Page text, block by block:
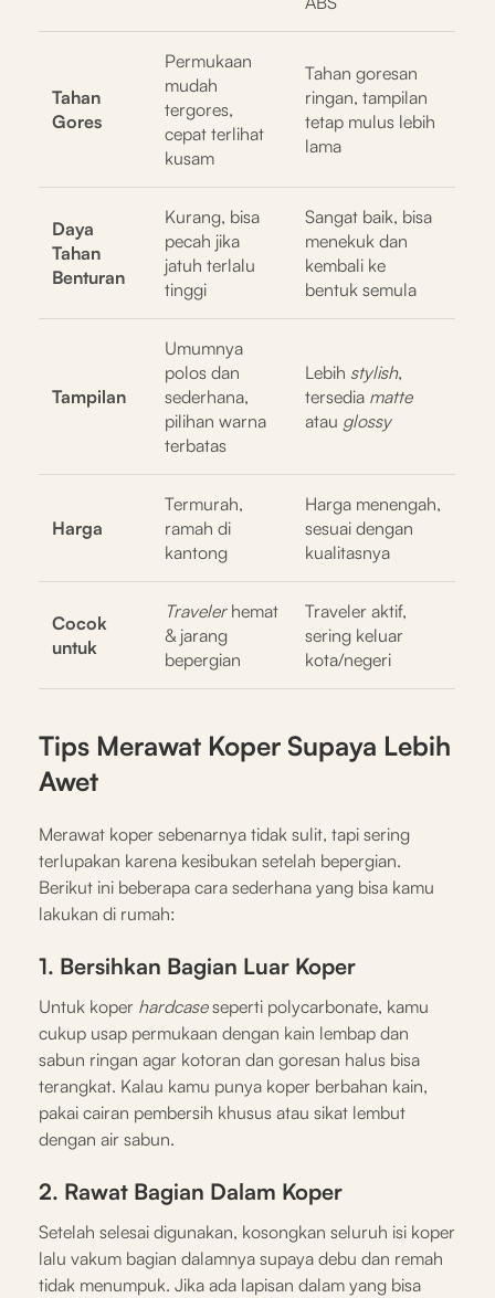
Tahan
Gores
Permukaan
mudah
tergores,
cepat terlihat
kusam
Tahan goresan
ringan, tampilan
tetap mulus lebih
lama
Daya
Tahan
Benturan
Kurang, bisa
pecah jika
jatuh terlalu
tinggi
Sangat baik, bisa
menekuk dan
kembali ke
bentuk semula
Tampilan
Umumnya
polos dan
sederhana,
pilihan warna
terbatas
Lebih stylish,
tersedia matte
atau glossy
Harga
Termurah,
ramah di
kantong
Harga menengah,
sesuai dengan
kualitasnya
Cocok
untuk
Travelerhemat
& jarang
bepergian
Traveler aktif,
sering keluar
kota/negeri
Tips Merawat Koper Supaya Lebih
Awet
Merawat koper sebenarnya tidak sulit, tapi sering
terlupakan karena kesibukan setelah bepergian.
Berikut ini beberapa cara sederhana yang bisa kamu
lakukan di rumah:
1. Bersihkan Bagian Luar Koper
Untuk koper hardcaseseperti polycarbonate, kamu
cukup usap permukaan dengan kain lembap dan
sabun ringan agar kotoran dan goresan halus bisa
terangkat. Kalau kamu punya koper berbahan kain,
pakai cairan pembersih khusus atau sikat lembut
dengan air sabun.
2. Rawat Bagian Dalam Koper
Setelah selesai digunakan, kosongkan seluruh isi koper
lalu vakum bagian dalamnya supaya debu dan remah
tidak menumpuk. Jika ada lapisan dalam yang bisa